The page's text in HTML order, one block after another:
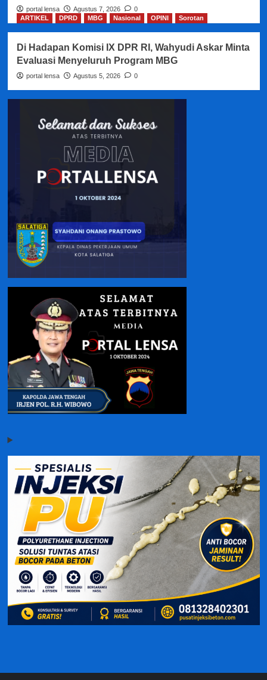
portal lensa Agustus 7, 2026
0
ARTIKEL
DPRD MBG Nasional OPINI Sorotan
Di Hadapan Komisi IX DPR RI, Wahyudi Askar Minta
Evaluasi Menyeluruh Program MBG
portal lensa Agustus 5, 2026 0